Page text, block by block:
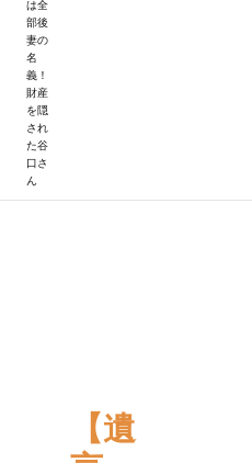
は全
部後
妻の
名
義！
財産
を隠
され
た谷
口さ
ん
【遺